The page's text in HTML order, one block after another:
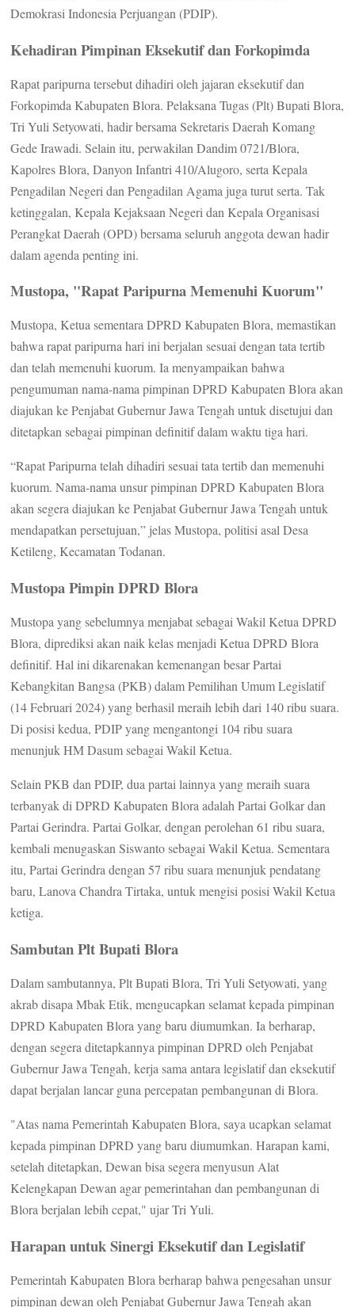
Demokrasi Indonesia Perjuangan (PDIP).
Kehadiran Pimpinan Eksekutif dan Forkopimda
Rapat paripurna tersebut dihadiri oleh jajaran eksekutif dan
Forkopimda Kabupaten Blora. Pelaksana Tugas (Plt) Bupati Blora,
Tri Yuli Setyowati, hadir bersama Sekretaris Daerah Komang
Gede Irawadi. Selain itu, perwakilan Dandim 0721/Blora,
Kapolres Blora, Danyon Infantri 410/Alugoro, serta Kepala
Pengadilan Negeri dan Pengadilan Agama juga turut serta. Tak
ketinggalan, Kepala Kejaksaan Negeri dan Kepala Organisasi
Perangkat Daerah (OPD) bersama seluruh anggota dewan hadir
dalam agenda penting ini.
Mustopa, "Rapat Paripurna Memenuhi Kuorum"
Mustopa, Ketua sementara DPRD Kabupaten Blora, memastikan
bahwa rapat paripurna hari ini berjalan sesuai dengan tata tertib
dan telah memenuhi kuorum. Ia menyampaikan bahwa
pengumuman nama-nama pimpinan DPRD Kabupaten Blora akan
diajukan ke Penjabat Gubernur Jawa Tengah untuk disetujui dan
ditetapkan sebagai pimpinan definitif dalam waktu tiga hari.
“Rapat Paripurna telah dihadiri sesuai tata tertib dan memenuhi
kuorum. Nama-nama unsur pimpinan DPRD Kabupaten Blora
akan segera diajukan ke Penjabat Gubernur Jawa Tengah untuk
mendapatkan persetujuan,” jelas Mustopa, politisi asal Desa
Ketileng, Kecamatan Todanan.
Mustopa Pimpin DPRD Blora
Mustopa yang sebelumnya menjabat sebagai Wakil Ketua DPRD
Blora, diprediksi akan naik kelas menjadi Ketua DPRD Blora
definitif. Hal ini dikarenakan kemenangan besar Partai
Kebangkitan Bangsa (PKB) dalam Pemilihan Umum Legislatif
(14 Februari 2024) yang berhasil meraih lebih dari 140 ribu suara.
Di posisi kedua, PDIP yang mengantongi 104 ribu suara
menunjuk HM Dasum sebagai Wakil Ketua.
Selain PKB dan PDIP, dua partai lainnya yang meraih suara
terbanyak di DPRD Kabupaten Blora adalah Partai Golkar dan
Partai Gerindra. Partai Golkar, dengan perolehan 61 ribu suara,
kembali menugaskan Siswanto sebagai Wakil Ketua. Sementara
itu, Partai Gerindra dengan 57 ribu suara menunjuk pendatang
baru, Lanova Chandra Tirtaka, untuk mengisi posisi Wakil Ketua
ketiga.
Sambutan Plt Bupati Blora
Dalam sambutannya, Plt Bupati Blora, Tri Yuli Setyowati, yang
akrab disapa Mbak Etik, mengucapkan selamat kepada pimpinan
DPRD Kabupaten Blora yang baru diumumkan. Ia berharap,
dengan segera ditetapkannya pimpinan DPRD oleh Penjabat
Gubernur Jawa Tengah, kerja sama antara legislatif dan eksekutif
dapat berjalan lancar guna percepatan pembangunan di Blora.
"Atas nama Pemerintah Kabupaten Blora, saya ucapkan selamat
kepada pimpinan DPRD yang baru diumumkan. Harapan kami,
setelah ditetapkan, Dewan bisa segera menyusun Alat
Kelengkapan Dewan agar pemerintahan dan pembangunan di
Blora berjalan lebih cepat," ujar Tri Yuli.
Harapan untuk Sinergi Eksekutif dan Legislatif
Pemerintah Kabupaten Blora berharap bahwa pengesahan unsur
pimpinan dewan oleh Penjabat Gubernur Jawa Tengah akan